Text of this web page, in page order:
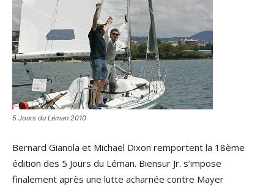
5 Jours du Léman 2010
Bernard Gianola et Michaël Dixon remportent la 18ème
édition des 5 Jours du Léman. Biensur Jr. s’impose
finalement après une lutte acharnée contre Mayer